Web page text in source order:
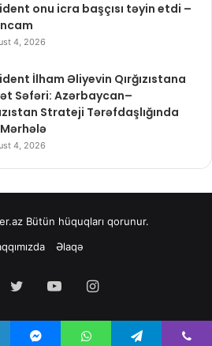
onu icra başçısı təyin etdi –
4, 2026
İlham Əliyevin Qırğızıstana
Səfəri: Azərbaycan–
Strateji Tərəfdaşlığında
4, 2026
Bütün hüquqları qorunur.
Əlaqə
Twitter YouTubeInstagram